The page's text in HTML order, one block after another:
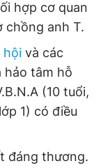
hợp cơ quan
chồng anh T.
hội và các
hảo tâm hỗ
(10 tuổi,
1) có điều
đáng thương.